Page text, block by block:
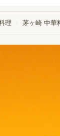
理 茅ヶ崎 中華